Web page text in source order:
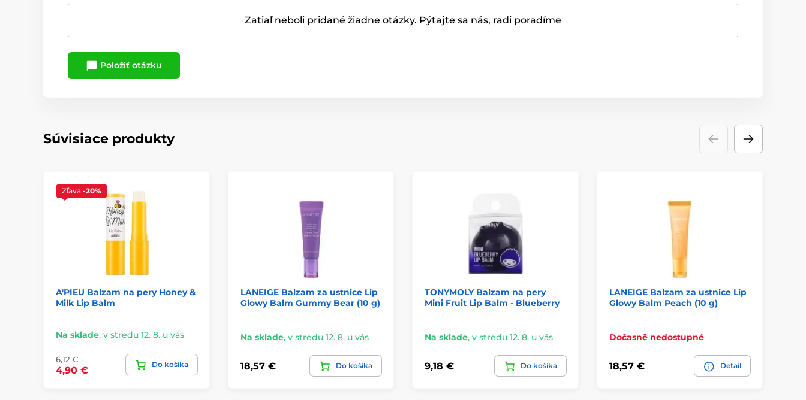
Zatiaľ neboli pridané žiadne otázky. Pýtajte sa nás, radi poradíme
Položiť otázku
Súvisiace produkty
Zľava -20%
A'PIEU Balzam na pery Honey &
Milk Lip Balm
Na sklade, v stredu 12. 8. u vás
6,12 €
4,90 €
Do košíka
LANEIGE Balzam za ustnice Lip
Glowy Balm Gummy Bear (10 g)
Na sklade, v stredu 12. 8. u vás
18,57 € Do košíka
TONYMOLY Balzam na pery
Mini Fruit Lip Balm - Blueberry
Na sklade, v stredu 12. 8. u vás
9,18 € Do košíka
LANEIGE Balzam za ustnice Lip
Glowy Balm Peach (10 g)
Dočasně nedostupné
18,57 € Detail